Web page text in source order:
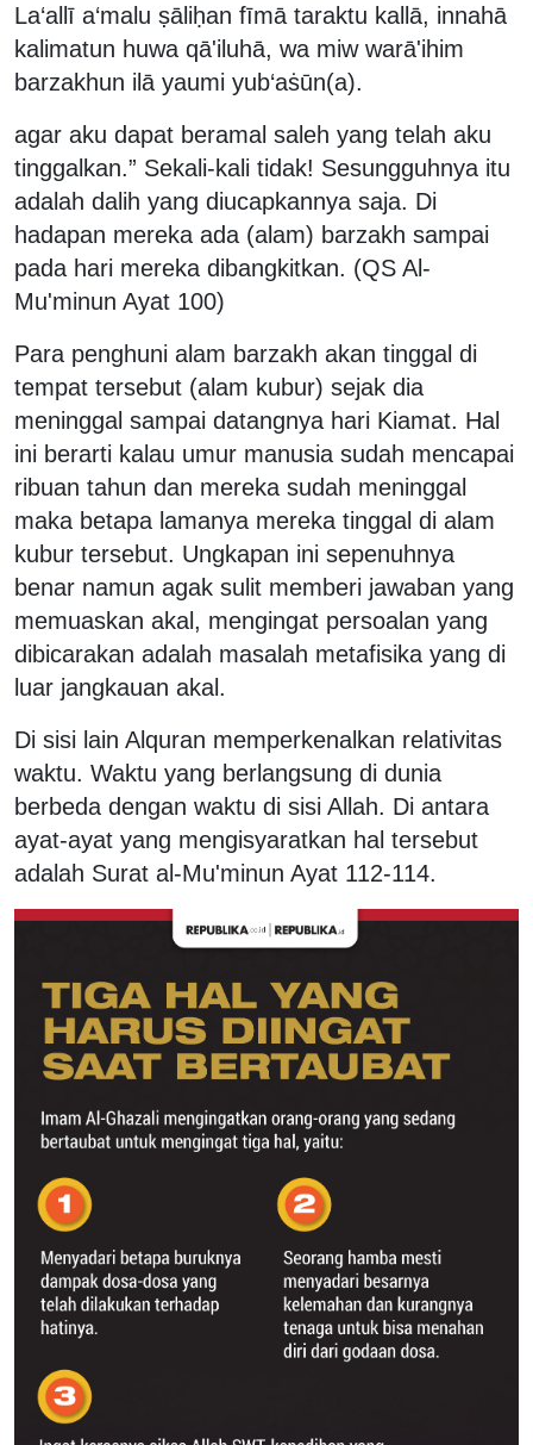
La‘allī a‘malu ṣāliḥan fīmā taraktu kallā, innahā
kalimatun huwa qā'iluhā, wa miw warā'ihim
barzakhun ilā yaumi yub‘aṡūn(a).
agar aku dapat beramal saleh yang telah aku
tinggalkan.” Sekali-kali tidak! Sesungguhnya itu
adalah dalih yang diucapkannya saja. Di
hadapan mereka ada (alam) barzakh sampai
pada hari mereka dibangkitkan. (QS Al-
Mu'minun Ayat 100)
Para penghuni alam barzakh akan tinggal di
tempat tersebut (alam kubur) sejak dia
meninggal sampai datangnya hari Kiamat. Hal
ini berarti kalau umur manusia sudah mencapai
ribuan tahun dan mereka sudah meninggal
maka betapa lamanya mereka tinggal di alam
kubur tersebut. Ungkapan ini sepenuhnya
benar namun agak sulit memberi jawaban yang
memuaskan akal, mengingat persoalan yang
dibicarakan adalah masalah metafisika yang di
luar jangkauan akal.
Di sisi lain Alquran memperkenalkan relativitas
waktu. Waktu yang berlangsung di dunia
berbeda dengan waktu di sisi Allah. Di antara
ayat-ayat yang mengisyaratkan hal tersebut
adalah Surat al-Mu'minun Ayat 112-114.